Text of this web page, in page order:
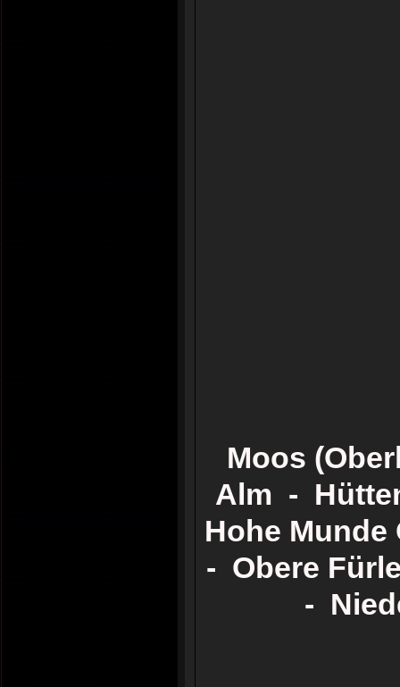
Moos
Alm -
Hohe
- Obere
-